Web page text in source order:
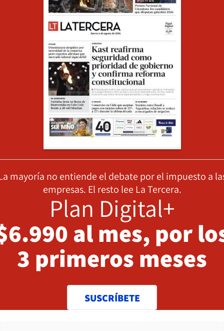
mayoría no entiende el debate por el impuesto a
empresas. El resto lee La Tercera.
Plan Digital+
al mes, por
3 primeros meses
SUSCRÍBETE